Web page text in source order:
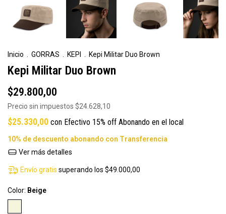
Inicio GORRAS KEPI Kepi Militar Duo Brown
Kepi Militar Duo Brown
$29.800,00
Precio sin impuestos $24.628,10
$25.330,00 con Efectivo 15% off Abonando en el local
Ver más detalles
Envío gratis superando los$49.000,00
Color: Beige